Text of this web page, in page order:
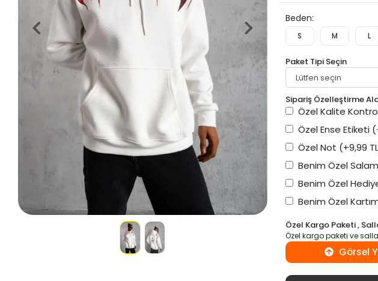
Beden:
S M L
Paket Tipi Seçin
Sipariş Özelleştirme
Özel Kalite
Özel Ense Etiketi
Özel Not (+9,99
Benim Özel
Benim Özel
Benim Özel
Özel Kargo Paketi ,
Özel kargo paketi ve
Görsel